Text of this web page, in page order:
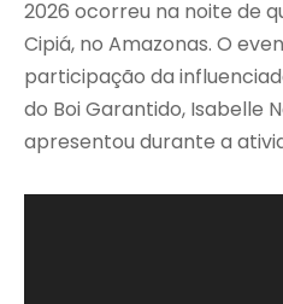
2026 ocorreu na noite de
Cipiá, no Amazonas. O
participação da
do Boi Garantido, Isabelle
apresentou durante a